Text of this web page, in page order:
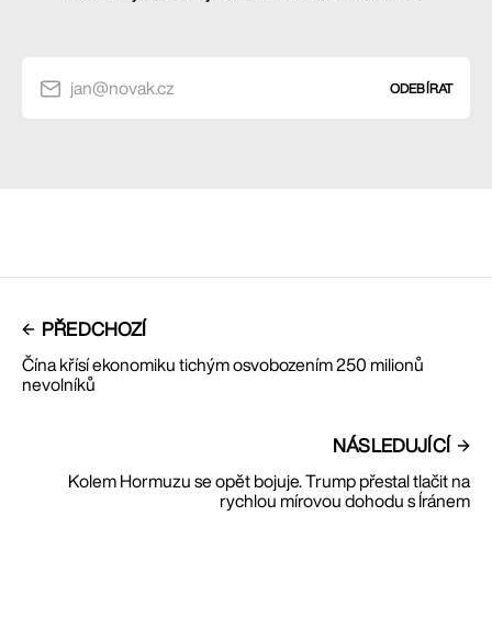
jan@novak.cz ODEBÍRAT
PŘEDCHOZÍ
Čína křísí ekonomiku tichým osvobozením 250 milionů
nevolníků
NÁSLEDUJÍCÍ
Kolem Hormuzu se opět bojuje. Trump přestal tlačit na
rychlou mírovou dohodu s Íránem